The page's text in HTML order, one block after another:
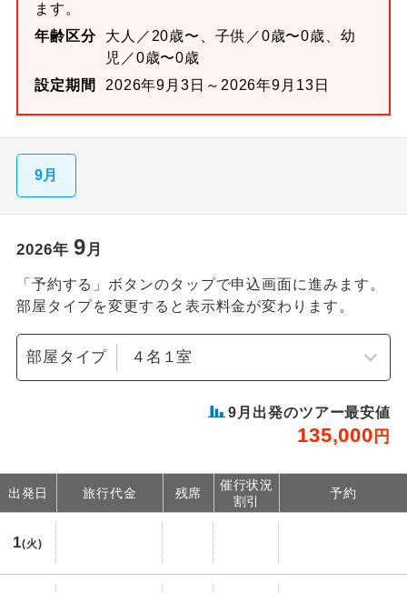
ます。
年齢区分
大人／20歳〜、子供／0歳〜0歳、幼
児／0歳〜0歳
設定期間
2026年9月3日～2026年9月13日
9月
2026年 9 月
「予約する」ボタンのタップで申込画面に進みます。
部屋タイプを変更すると表示料金が変わります。
部屋タイプ
9 月出発のツアー最安値
135,000 円
出発日 旅行代金 残席
催行状況
割引
予約
1(火)